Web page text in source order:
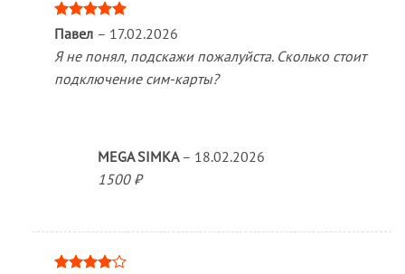
Оценка
5
Павел – 17.02.2026
Я не понял, подскажи пожалуйста. Сколько стоит
подключение сим-карты?
MEGA SIMKA – 18.02.2026
1500 ₽